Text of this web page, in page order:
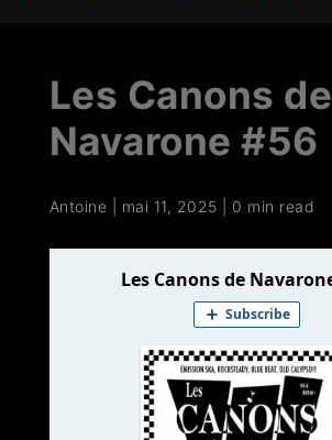
Les Canons de
Navarone #56
Antoine mai 11, 2025 0 min read